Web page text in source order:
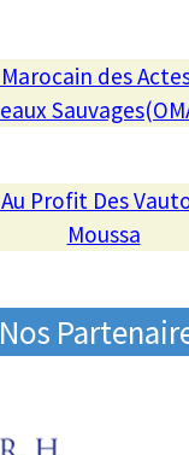
des
Profit Des
Moussa
Nos